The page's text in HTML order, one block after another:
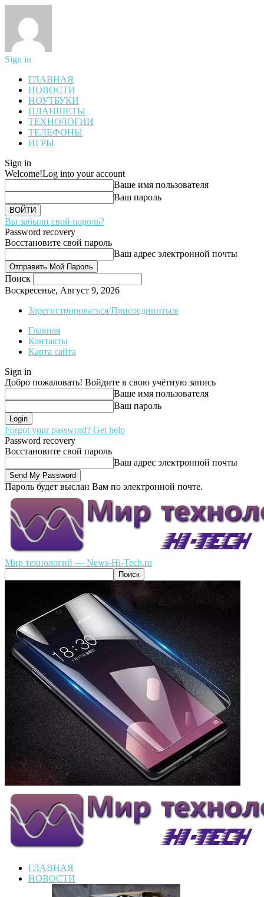
Sign in
ГЛАВНАЯ
НОВОСТИ
НОУТБУКИ
ПЛАНШЕТЫ
ТЕХНОЛОГИИ
ТЕЛЕФОНЫ
ИГРЫ
Sign in
Welcome!Log into your account
Ваше имя пользователя
Ваш пароль
Вы забыли свой пароль?
Password recovery
Восстановите свой пароль
Ваш адрес электронной почты
Поиск
Воскресенье, Август 9, 2026
Зарегистрироваться/Присоединиться
Главная
Контакты
Карта сайта
Sign in
Добро пожаловать! Войдите в свою учётную запись
Ваше имя пользователя
Ваш пароль
Forgot your password? Get help
Password recovery
Восстановите свой пароль
Ваш адрес электронной почты
Пароль будет выслан Вам по электронной почте.
Мир технологий — News-Hi-Tech.ru
ГЛАВНАЯ
НОВОСТИ